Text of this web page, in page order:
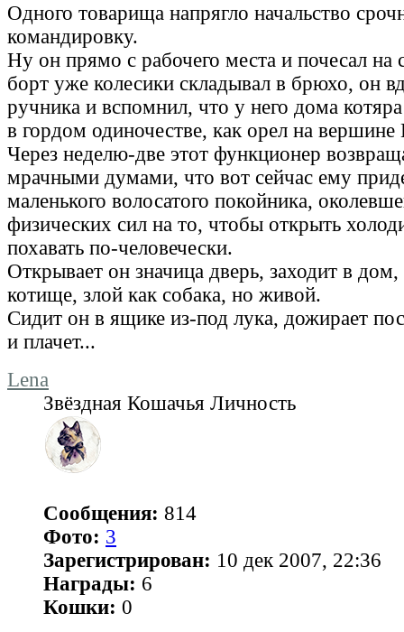
Одного товарища напрягло начальство
командировку.
Ну он прямо с рабочего места и почесал на
борт уже колесики складывал в брюхо, он
ручника и вспомнил, что у него дома
в гордом одиночестве, как орел на вершине
Через неделю-две этот функционер
мрачными думами, что вот сейчас ему
маленького волосатого покойника,
физических сил на то, чтобы открыть
похавать по-человечески.
Открывает он значица дверь, заходит в дом,
котище, злой как собака, но живой.
Сидит он в ящике из-под лука, дожирает
и плачет...
Lena
Звёздная Кошачья Личность
Сообщения: 814
Фото: 3
Зарегистрирован: 10 дек 2007, 22:36
Награды: 6
Кошки: 0